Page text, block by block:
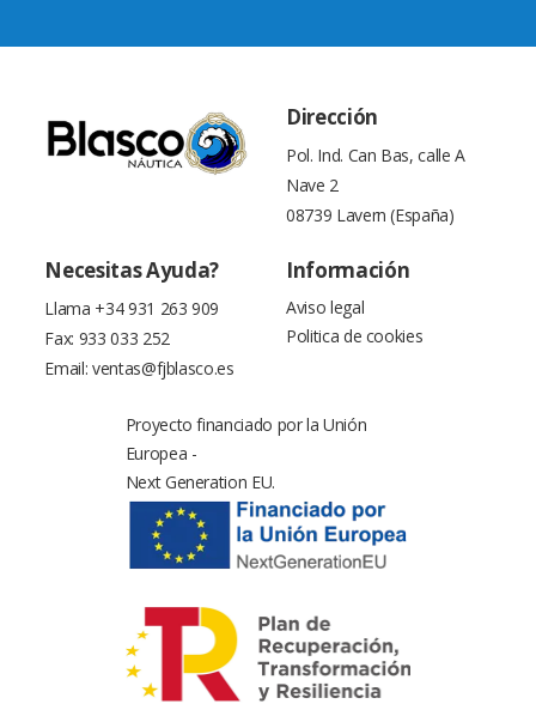
Dirección
Pol. Ind. Can Bas, calle A
Nave 2
08739 Lavern (España)
Necesitas Ayuda?
Llama +34 931 263 909
Fax: 933 033 252
Email: ventas@fjblasco.es
Información
Aviso legal
Politica de cookies
Proyecto financiado por la Unión
Europea -
Next Generation EU.